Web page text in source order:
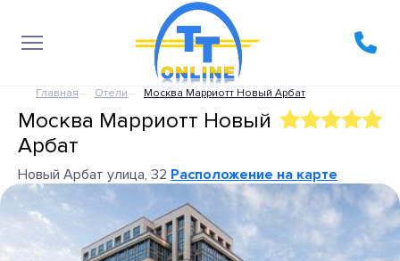
Главная Отели Москва Марриотт Новый Арбат
Москва Марриотт Новый
Арбат
Новый Арбат улица, 32 Расположение на карте